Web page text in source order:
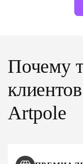
Почему
Artpole